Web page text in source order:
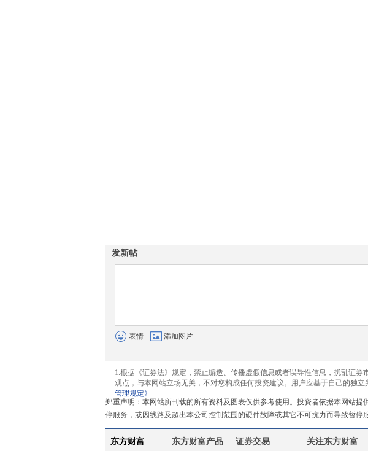
发新帖
表情 添加图片
1.根据《证券法》规定，禁止编造、传播虚假信息或者误导性信息，扰乱证
观点，与本网站立场无关，不对您构成任何投资建议。用户应基于自己的独立
管理规定》
郑重声明：本网站所刊载的所有资料及图表仅供参考使用。投资者依据本网站
停服务，或因线路及超出本公司控制范围的硬件故障或其它不可抗力而导致暂停
东方财富 东方财富产品 证券交易 关注东方财富